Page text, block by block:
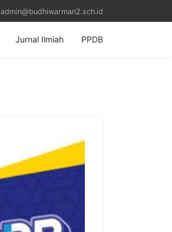
admin@budhiwarman2.sch.id
Jurnal Ilmiah PPDB